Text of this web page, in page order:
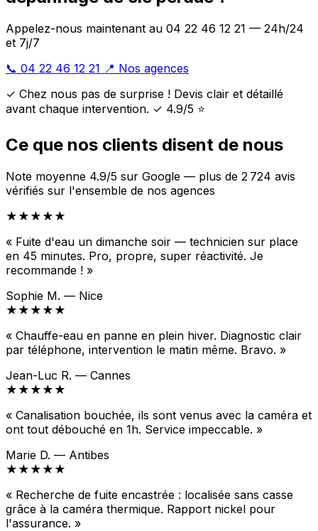
Appelez-nous maintenant au 04 22 46 12 21 — 24h/24
et 7j/7
📞 04 22 46 12 21 📍 Nos agences
✓ Chez nous pas de surprise ! Devis clair et détaillé
avant chaque intervention. ✓ 4.9/5 ⭐
Ce que nos clients disent de nous
Note moyenne 4.9/5 sur Google — plus de 2 724 avis
vérifiés sur l'ensemble de nos agences
★★★★★
« Fuite d'eau un dimanche soir — technicien sur place
en 45 minutes. Pro, propre, super réactivité. Je
recommande ! »
Sophie M. — Nice
★★★★★
« Chauffe-eau en panne en plein hiver. Diagnostic clair
par téléphone, intervention le matin même. Bravo. »
Jean-Luc R. — Cannes
★★★★★
« Canalisation bouchée, ils sont venus avec la caméra et
ont tout débouché en 1h. Service impeccable. »
Marie D. — Antibes
★★★★★
« Recherche de fuite encastrée : localisée sans casse
grâce à la caméra thermique. Rapport nickel pour
l'assurance. »